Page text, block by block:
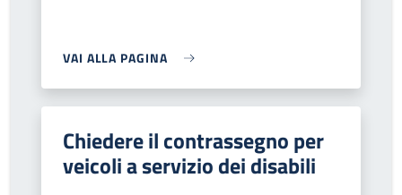
VAI ALLA PAGINA
Chiedere il contrassegno per
veicoli a servizio dei disabili